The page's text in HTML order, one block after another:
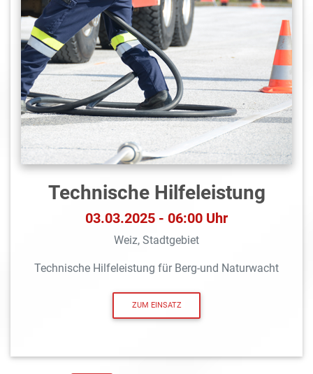
Technische Hilfeleistung
03.03.2025 - 06:00 Uhr
Weiz, Stadtgebiet
Technische Hilfeleistung für Berg-und Naturwacht
ZUM EINSATZ